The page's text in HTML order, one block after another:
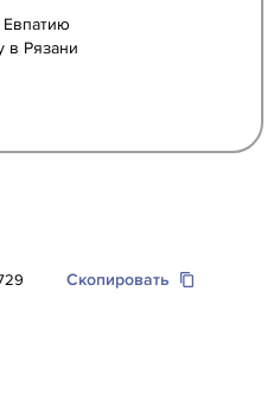
в Рязани
Скопировать